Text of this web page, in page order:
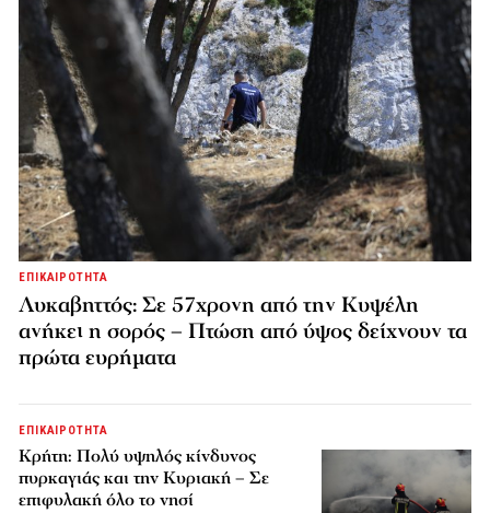
ΕΠΙΚΑΙΡΟΤΗΤΑ
Λυκαβηττός: Σε 57χρονη από την Κυψέλη
ανήκει η σορός – Πτώση από ύψος δείχνουν τα
πρώτα ευρήματα
ΕΠΙΚΑΙΡΟΤΗΤΑ
Κρήτη: Πολύ υψηλός κίνδυνος
πυρκαγιάς και την Κυριακή – Σε
επιφυλακή όλο το νησί